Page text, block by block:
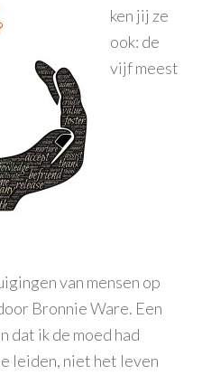
ken jij ze
ook: de
vijf meest
van mensen op
Bronnie Ware. Een
dat ik de moed had
leiden, niet het leven